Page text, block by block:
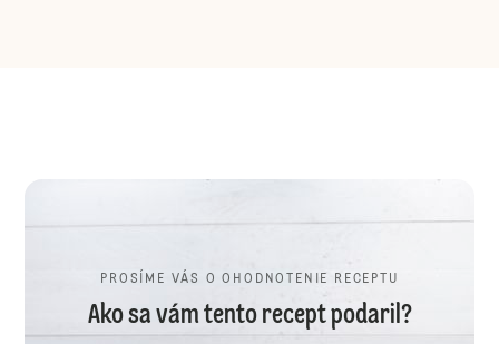
PROSÍME VÁS O OHODNOTENIE RECEPTU
Ako sa vám tento recept podaril?